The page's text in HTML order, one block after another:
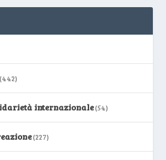
internazionale(54)
(227)